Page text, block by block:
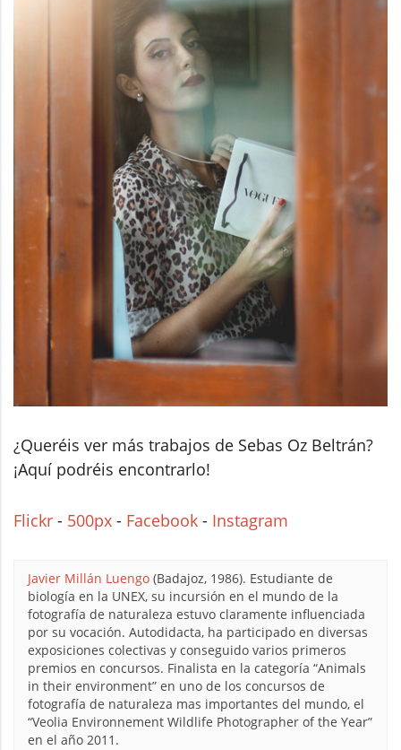
¿Queréis ver más trabajos de Sebas Oz Beltrán?
¡Aquí podréis encontrarlo!
Flickr - 500px - Facebook - Instagram
Javier Millán Luengo (Badajoz, 1986). Estudiante de
biología en la UNEX, su incursión en el mundo de la
fotografía de naturaleza estuvo claramente influenciada
por su vocación. Autodidacta, ha participado en diversas
exposiciones colectivas y conseguido varios primeros
premios en concursos. Finalista en la categoría “Animals
in their environment” en uno de los concursos de
fotografía de naturaleza mas importantes del mundo, el
“Veolia Environnement Wildlife Photographer of the Year”
en el año 2011.